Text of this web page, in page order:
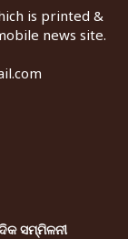
is printed &
news site.
ସମ୍ମିଳନୀ